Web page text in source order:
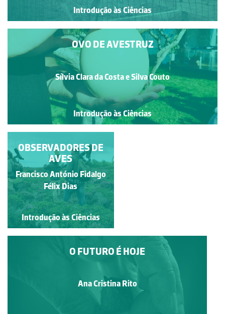
Introdução às Ciências
OVO DE AVESTRUZ
Sílvia Clara da Costa e Silva Couto
Introdução às Ciências
O REGRESSO DAS
CEGONHAS
Francisco António Fidalgo
Félix Dias
Introdução às Ciências
OBSERVADORES DE
AVES
Francisco António Fidalgo
Félix Dias
Introdução às Ciências
O FUTURO É HOJE
Ana Cristina Rito